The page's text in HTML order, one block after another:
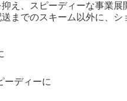
え、スピーディーな事業展
までのスキーム以外に、シ
ーディーに